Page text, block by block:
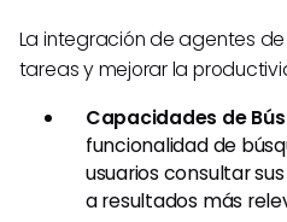
La integración de agentes
tareas y mejorar la
Capacidades de
funcionalidad de
usuarios consultar
a resultados más